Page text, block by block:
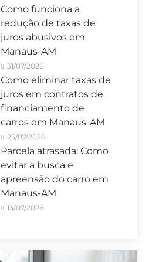
Como funciona a
redução de taxas de
juros abusivos em
Manaus-AM
31/07/2026
Como eliminar taxas de
juros em contratos de
financiamento de
carros em Manaus-AM
25/07/2026
Parcela atrasada: Como
evitar a busca e
apreensão do carro em
Manaus-AM
13/07/2026